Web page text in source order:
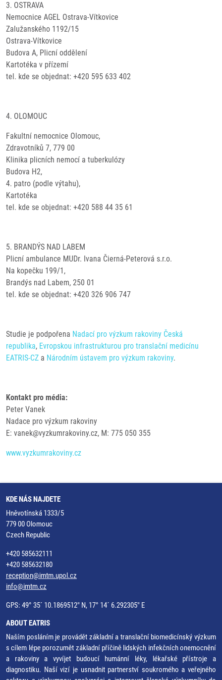
3. OSTRAVA
Nemocnice AGEL Ostrava-Vítkovice
Zalužanského 1192/15
Ostrava-Vítkovice
Budova A, Plicní oddělení
Kartotéka v přízemí
tel. kde se objednat: +420 595 633 402
4. OLOMOUC
Fakultní nemocnice Olomouc,
Zdravotníků 7, 779 00
Klinika plicních nemocí a tuberkulózy
Budova H2,
4. patro (podle výtahu),
Kartotéka
tel. kde se objednat: +420 588 44 35 61
5. BRANDÝS NAD LABEM
Plicní ambulance MUDr. Ivana Čierná-Peterová s.r.o.
Na kopečku 199/1,
Brandýs nad Labem, 250 01
tel. kde se objednat: +420 326 906 747
Studie je podpořena Nadací pro výzkum rakoviny Česká
republika, Evropskou infrastrukturou pro translační medicínu
EATRIS-CZ a Národním ústavem pro výzkum rakoviny.
Kontakt pro média:
Peter Vanek
Nadace pro výzkum rakoviny
E: vanek@vyzkumrakoviny.cz, M: 775 050 355
www.vyzkumrakoviny.cz
KDE NÁS NAJDETE
Hněvotínská 1333/5
779 00 Olomouc
Czech Republic
+420 585632111
+420 585632180
reception@imtm.upol.cz
info@imtm.cz
GPS: 49° 35´ 10.1869512" N, 17° 14´ 6.292305" E
ABOUT EATRIS
Naším posláním je provádět základní a translační biomedicínský výzkum
s cílem lépe porozumět základní příčině lidských infekčních onemocnění
a rakoviny a vyvíjet budoucí humánní léky, lékařské přístroje a
diagnostiku. Naší vizí je usnadnit partnerství soukromého a veřejného